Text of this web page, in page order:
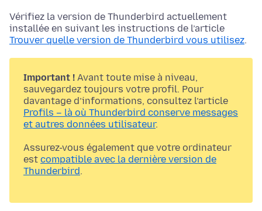
Vérifiez la version de Thunderbird actuellement
installée en suivant les instructions de l’article
Trouver quelle version de Thunderbird vous utilisez.
Important ! Avant toute mise à niveau,
sauvegardez toujours votre profil. Pour
davantage d’informations, consultez l’article
Profils – là où Thunderbird conserve messages
et autres données utilisateur.
Assurez-vous également que votre ordinateur
est compatible avec la dernière version de
Thunderbird.